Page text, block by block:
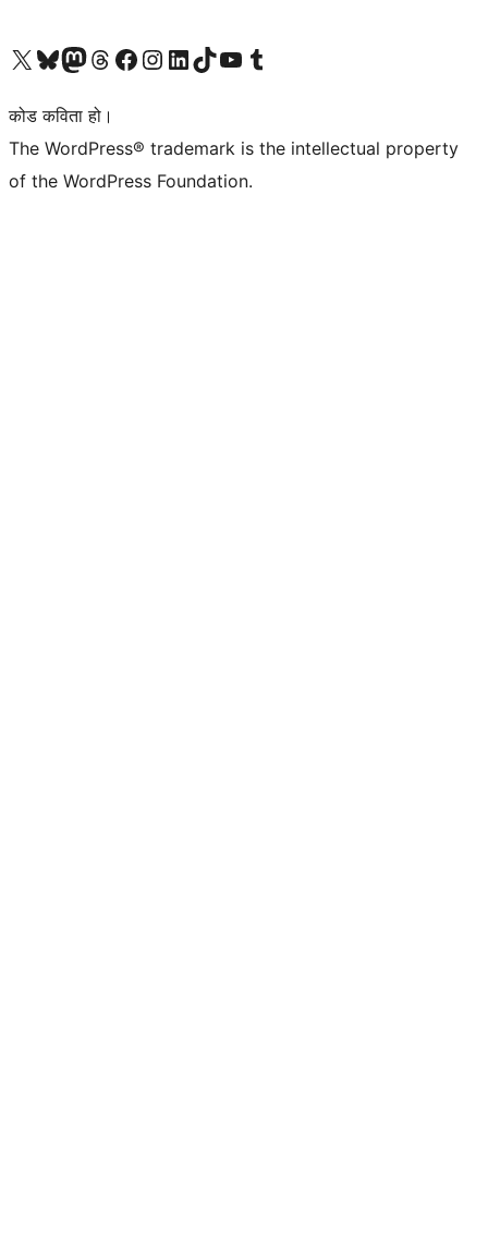
हाम्रो X (पहिले ट्विटर) खातामा जानुहोस्
हाम्रो Bluesky खाता भ्रमण गर्नुहोस्
हाम्रो म्यास्टोडन खाता भ्रमण गर्नुहोस्
हाम्रो थ्रेड्स खातामा जानुहोस्
हाम्रो फेसबुक पेजमा जानुहोस्
हाम्रो इन्स्टाग्राम खातामा जानुहोस्
हाम्रो लिङ्क्डइन खातामा जानुहोस्
हाम्रो TikTok खाता भ्रमण गर्नुहोस्
हाम्रो युट्युब च्यानलमा जानुहोस्
हाम्रो टम्बलर खाता भ्रमण गर्नुहोस्
कोड कविता हो।
The WordPress® trademark is the intellectual property
of the WordPress Foundation.